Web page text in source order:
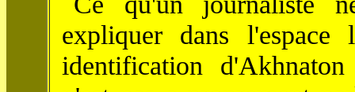
expliquer dans
identification